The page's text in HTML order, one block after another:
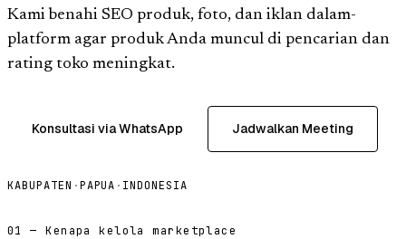
Kami benahi SEO produk, foto, dan iklan dalam-
platform agar produk Anda muncul di pencarian dan
rating toko meningkat.
Konsultasi via WhatsApp Jadwalkan Meeting
KABUPATEN ·PAPUA · INDONESIA
01 — Kenapa kelola marketplace